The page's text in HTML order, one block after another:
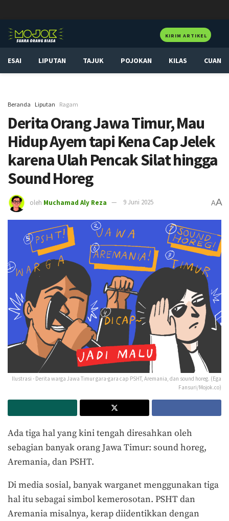
KIRIM ARTIKEL
ESAI LIPUTAN TAJUK POJOKAN KILAS CUAN
Beranda Liputan Ragam
Derita Orang Jawa Timur, Mau
Hidup Ayem tapi Kena Cap Jelek
karena Ulah Pencak Silat hingga
Sound Horeg
oleh Muchamad Aly Reza 9 Juni 2025 AA
Ilustrasi - Derita warga Jawa Timur gara-gara cap PSHT, Aremania, dan sound horeg. (Ega
Fansuri/Mojok.co)
Ada tiga hal yang kini tengah diresahkan oleh
sebagian banyak orang Jawa Timur: sound horeg,
Aremania, dan PSHT.
Di media sosial, banyak warganet menggunakan tiga
hal itu sebagai simbol kemerosotan. PSHT dan
Aremania misalnya, kerap diidentikkan dengan